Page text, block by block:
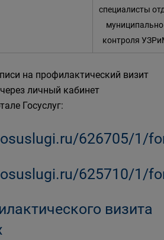
специалисты
контроля
на профилактический визит
личный кабинет
Госуслуг:
626705/1/
625710/1/
визита